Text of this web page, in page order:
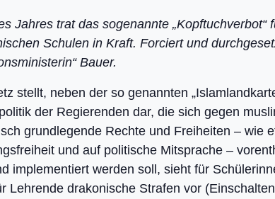
Jahres trat das sogenannte
Schulen in Kraft. Forciert und
Bauer.
stellt, neben der so genannten
der Regierenden dar, die sich gegen
grundlegende Rechte und Freiheiten – wie
und auf politische Mitsprache –
implementiert werden soll, sieht für
Lehrende drakonische Strafen vor